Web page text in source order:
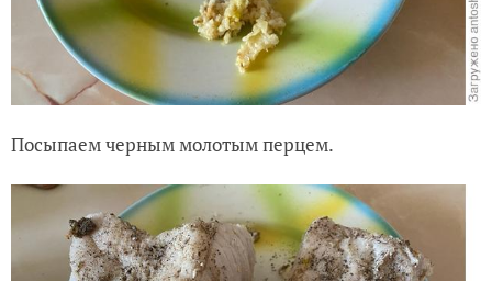
Посыпаем черным молотым перцем.